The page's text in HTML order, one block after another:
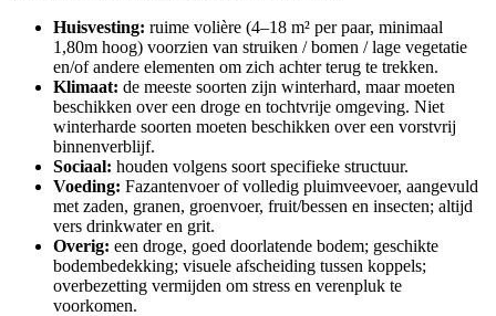
Huisvesting: ruime volière (4–18 m² per paar, minimaal
1,80m hoog) voorzien van struiken / bomen / lage vegetatie
en/of andere elementen om zich achter terug te trekken.
Klimaat: de meeste soorten zijn winterhard, maar moeten
beschikken over een droge en tochtvrije omgeving. Niet
winterharde soorten moeten beschikken over een vorstvrij
binnenverblijf.
Sociaal: houden volgens soort specifieke structuur.
Voeding: Fazantenvoer of volledig pluimveevoer, aangevuld
met zaden, granen, groenvoer, fruit/bessen en insecten; altijd
vers drinkwater en grit.
Overig: een droge, goed doorlatende bodem; geschikte
bodembedekking; visuele afscheiding tussen koppels;
overbezetting vermijden om stress en verenpluk te
voorkomen.